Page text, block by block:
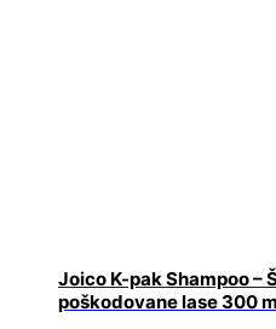
Joico K-pak Shampoo –
poškodovane lase 300